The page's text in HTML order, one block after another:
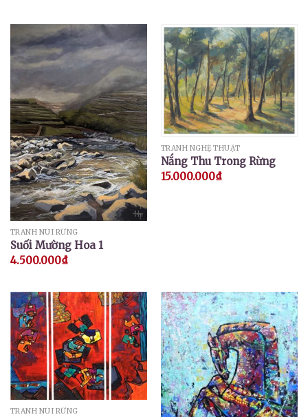
TRANH NÚI RỪNG
Suối Mường Hoa 1
4.500.000₫
TRANH NGHỆ THUẬT
Nắng Thu Trong Rừng
15.000.000₫
TRANH NÚI RỪNG